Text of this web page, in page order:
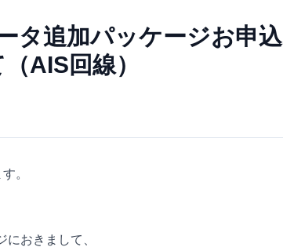
タ追加パッケージお申込
AIS回線）
。
おきまして、